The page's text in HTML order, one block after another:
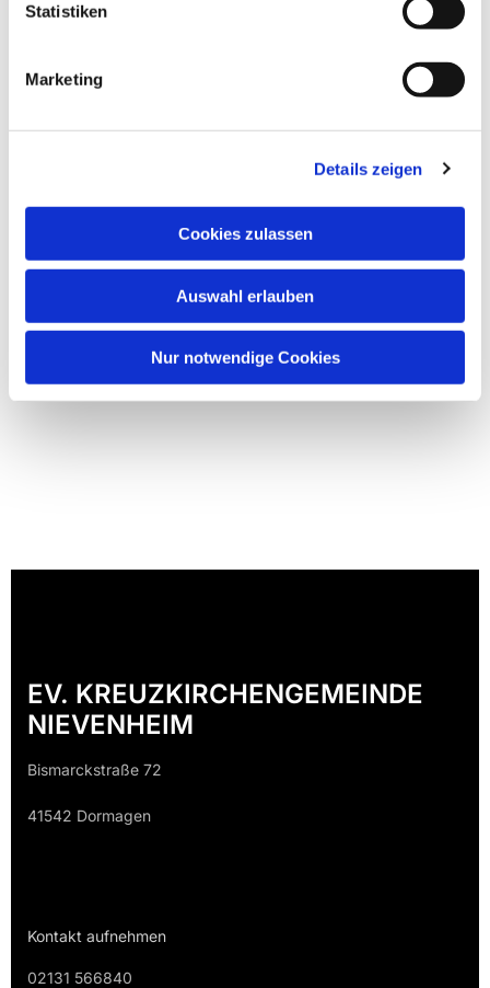
Statistiken
Marketing
Details zeigen
Cookies zulassen
Auswahl erlauben
Nur notwendige Cookies
EV. KREUZKIRCHENGEMEINDE
NIEVENHEIM
Bismarckstraße 72
41542 Dormagen
Kontakt aufnehmen
02131 566840